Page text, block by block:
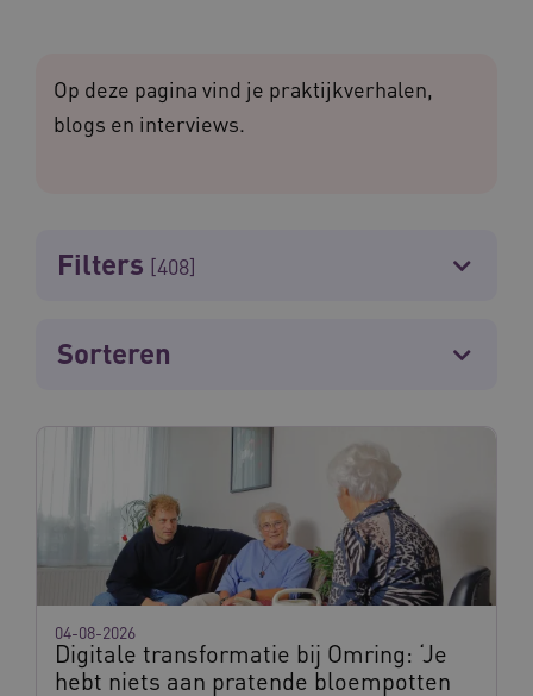
Op deze pagina vind je praktijkverhalen,
blogs en interviews.
Filters [408]
Sorteren
Digitale transformatie bij Omring: ‘Je
hebt niets aan pratende bloempotten
04-08-2026